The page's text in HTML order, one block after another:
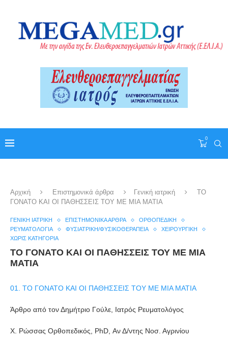
0
Αρχική Επιστημονικά άρθρα Γενική ιατρική
ΤΟ
ΓΟΝΑΤΟ ΚΑΙ ΟΙ ΠΑΘΗΣΣΕΙΣ ΤΟΥ ΜΕ ΜΙΑ ΜΑΤΙΑ
ΓΕΝΙΚΉ ΙΑΤΡΙΚΉ ΕΠΙΣΤΗΜΟΝΙΚΆ ΆΡΘΡΑ
ΟΡΘΟΠΕΔΙΚΉ
ΡΕΥΜΑΤΟΛΟΓΊΑ
ΦΥΣΙΑΤΡΙΚΉ/ΦΥΣΙΚΟΘΕΡΑΠΕΊΑ
ΧΕΙΡΟΥΡΓΙΚΉ
ΧΩΡΊΣ ΚΑΤΗΓΟΡΊΑ
ΤΟ ΓΟΝΑΤΟ ΚΑΙ ΟΙ ΠΑΘΗΣΣΕΙΣ ΤΟΥ ΜΕ ΜΙΑ
ΜΑΤΙΑ
01. ΤΟ ΓΟΝΑΤΟ ΚΑΙ ΟΙ ΠΑΘΗΣΣΕΙΣ ΤΟΥ ΜΕ ΜΙΑ ΜΑΤΙΑ
Άρθρο από τον Δημήτριο Γούλε, Ιατρός Ρευματολόγος
Χ. Ρώσσας Ορθοπεδικός, PhD, Αν Δ/ντης Νοσ. Αγρινίου